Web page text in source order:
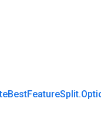
BestFeatureSplit.